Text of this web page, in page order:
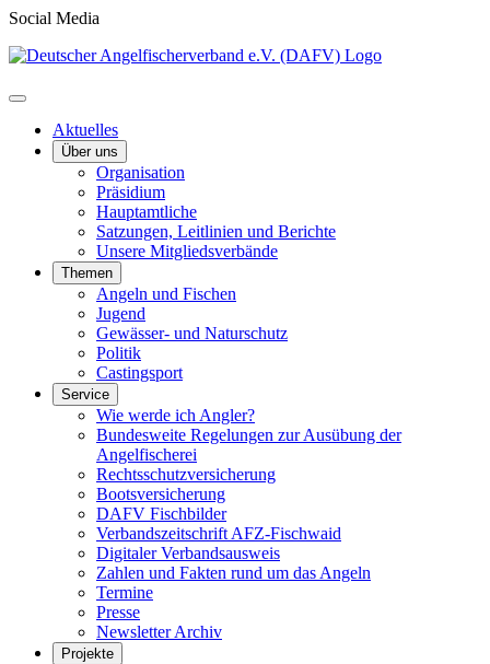
Social Media
Aktuelles
Über uns
Organisation
Präsidium
Hauptamtliche
Satzungen, Leitlinien und Berichte
Unsere Mitgliedsverbände
Themen
Angeln und Fischen
Jugend
Gewässer- und Naturschutz
Politik
Castingsport
Service
Wie werde ich Angler?
Bundesweite Regelungen zur Ausübung der
Angelfischerei
Rechtsschutzversicherung
Bootsversicherung
DAFV Fischbilder
Verbandszeitschrift AFZ-Fischwaid
Digitaler Verbandsausweis
Zahlen und Fakten rund um das Angeln
Termine
Presse
Newsletter Archiv
Projekte